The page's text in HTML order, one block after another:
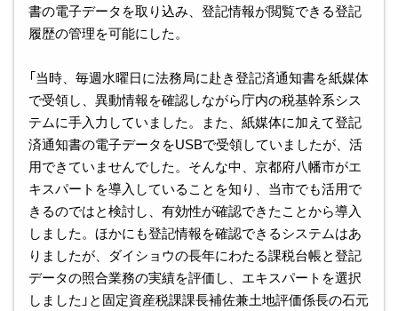
書の電子データを取り込み、登記情報が閲覧できる登記
履歴の管理を可能にした。
「当時、毎週水曜日に法務局に赴き登記済通知書を紙媒体
で受領し、異動情報を確認しながら庁内の税基幹系シス
テムに手入力していました。また、紙媒体に加えて登記
済通知書の電子データをUSBで受領していましたが、活
用できていませんでした。そんな中、京都府八幡市がエ
キスパートを導入していることを知り、当市でも活用で
きるのではと検討し、有効性が確認できたことから導入
しました。ほかにも登記情報を確認できるシステムはあ
りましたが、ダイショウの長年にわたる課税台帳と登記
データの照合業務の実績を評価し、エキスパートを選択
しました」と固定資産税課課長補佐兼土地評価係長の石元